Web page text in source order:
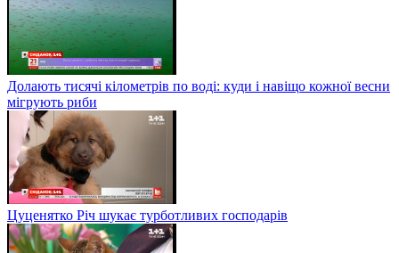
Долають тисячі кілометрів по воді: куди і навіщо кожної весни
мігрують риби
Цуценятко Річ шукає турботливих господарів